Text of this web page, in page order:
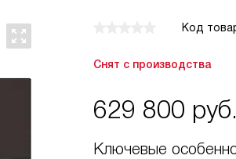
Код
Снят с производства
629 800 руб.
Ключевые